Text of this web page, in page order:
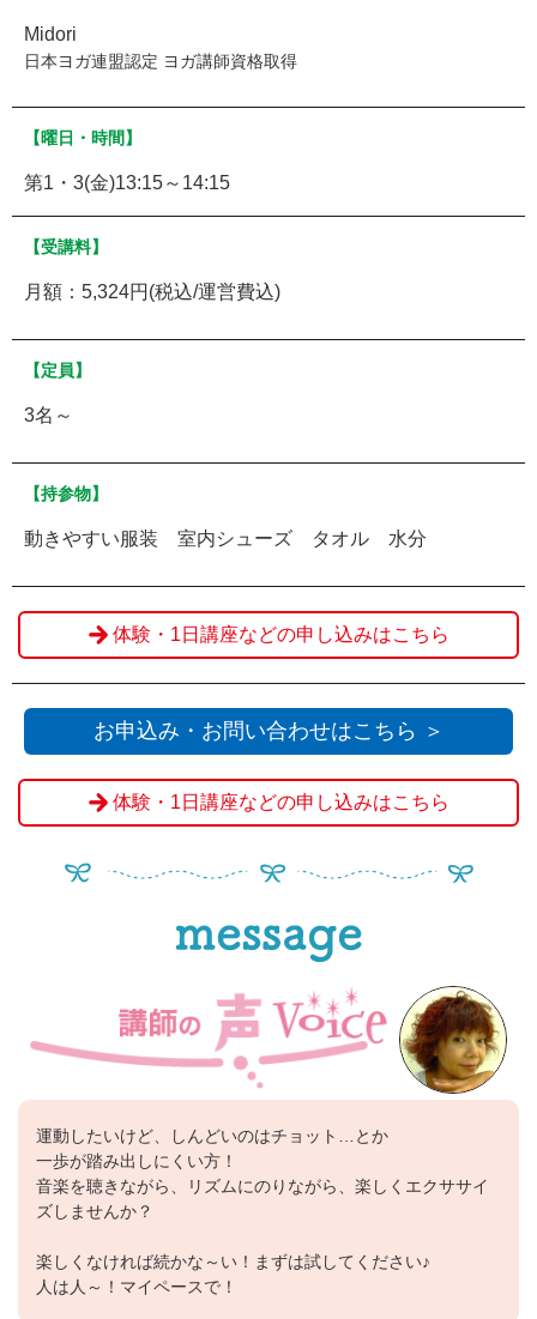
Midori
日本ヨガ連盟認定 ヨガ講師資格取得
【曜日・時間】
第1・3(金)13:15～14:15
【受講料】
月額：5,324円(税込/運営費込)
【定員】
3名～
【持参物】
動きやすい服装 室内シューズ タオル 水分
体験・1日講座などの申し込みはこちら
お申込み・お問い合わせはこちら ＞
体験・1日講座などの申し込みはこちら
運動したいけど、しんどいのはチョット…とか
一歩が踏み出しにくい方！
音楽を聴きながら、リズムにのりながら、楽しくエクササイ
ズしませんか？
楽しくなければ続かな～い！まずは試してください♪
人は人～！マイペースで！